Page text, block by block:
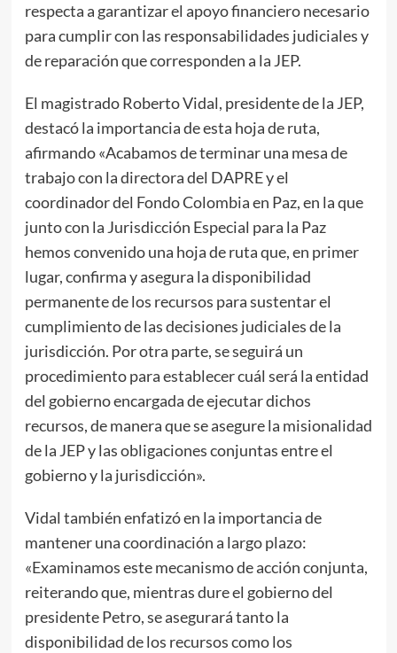
respecta a garantizar el apoyo financiero necesario
para cumplir con las responsabilidades judiciales y
de reparación que corresponden a la JEP.
El magistrado Roberto Vidal, presidente de la JEP,
destacó la importancia de esta hoja de ruta,
afirmando «Acabamos de terminar una mesa de
trabajo con la directora del DAPRE y el
coordinador del Fondo Colombia en Paz, en la que
junto con la Jurisdicción Especial para la Paz
hemos convenido una hoja de ruta que, en primer
lugar, confirma y asegura la disponibilidad
permanente de los recursos para sustentar el
cumplimiento de las decisiones judiciales de la
jurisdicción. Por otra parte, se seguirá un
procedimiento para establecer cuál será la entidad
del gobierno encargada de ejecutar dichos
recursos, de manera que se asegure la misionalidad
de la JEP y las obligaciones conjuntas entre el
gobierno y la jurisdicción».
Vidal también enfatizó en la importancia de
mantener una coordinación a largo plazo:
«Examinamos este mecanismo de acción conjunta,
reiterando que, mientras dure el gobierno del
presidente Petro, se asegurará tanto la
disponibilidad de los recursos como los